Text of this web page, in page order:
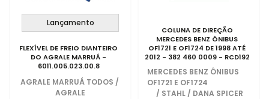
Lançamento
FLEXÍVEL DE FREIO DIANTEIRO
DO AGRALE MARRUÁ -
6011.005.023.00.8
AGRALE MARRUÁ TODOS /
AGRALE
COLUNA DE DIREÇÃO
MERCEDES BENZ ÔNIBUS
OF1721 E OF1724 DE 1998 ATÉ
2012 - 382 460 0009 - RCD192
MERCEDES BENZ ÔNIBUS
OF1721 E OF1724
/ STAHL / DANA SPICER